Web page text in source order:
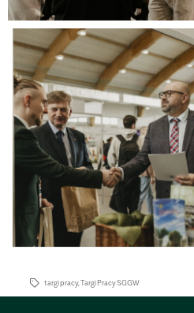
targi pracy,Targi Pracy SGGW